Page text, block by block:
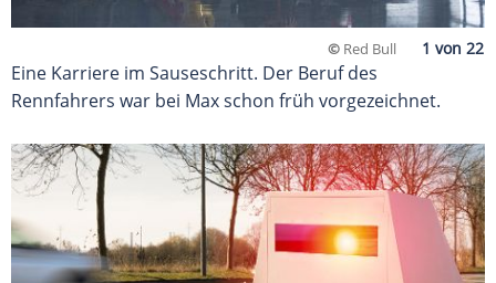
© Red Bull
Eine Karriere im Sauseschritt. Der Beruf des
Rennfahrers war bei Max schon früh vorgezeichnet.